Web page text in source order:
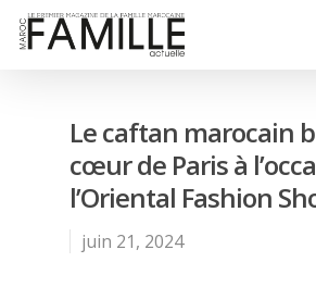
Le caftan marocain
cœur de Paris à
l’Oriental Fashion
juin 21, 2024